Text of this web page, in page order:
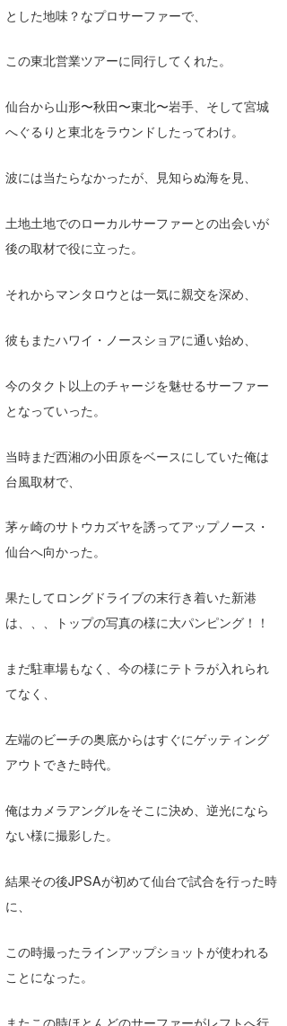
とした地味？なプロサーファーで、
この東北営業ツアーに同行してくれた。
仙台から山形〜秋田〜東北〜岩手、そして宮城
へぐるりと東北をラウンドしたってわけ。
波には当たらなかったが、見知らぬ海を見、
土地土地でのローカルサーファーとの出会いが
後の取材で役に立った。
それからマンタロウとは一気に親交を深め、
彼もまたハワイ・ノースショアに通い始め、
今のタクト以上のチャージを魅せるサーファー
となっていった。
当時まだ西湘の小田原をベースにしていた俺は
台風取材で、
茅ヶ崎のサトウカズヤを誘ってアップノース・
仙台へ向かった。
果たしてロングドライブの末行き着いた新港
は、、、トップの写真の様に大パンピング！！
まだ駐車場もなく、今の様にテトラが入れられ
てなく、
左端のビーチの奥底からはすぐにゲッティング
アウトできた時代。
俺はカメラアングルをそこに決め、逆光になら
ない様に撮影した。
結果その後JPSAが初めて仙台で試合を行った時
に、
この時撮ったラインアップショットが使われる
ことになった。
またこの時ほとんどのサーファーがレフトへ行